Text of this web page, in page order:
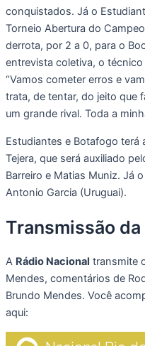
conquistados. Já o
Torneio Abertura do
derrota, por 2 a 0, para o
entrevista coletiva, o
“Vamos cometer erros e
trata, de tentar, do jeito que
um grande rival. Toda a
Estudiantes e Botafogo terá
Tejera, que será auxiliado
Barreiro e Matias Muniz. Já
Antonio Garcia (Uruguai).
Transmissão
A Rádio Nacional transmite
Mendes, comentários de
Brundo Mendes. Você
aqui: